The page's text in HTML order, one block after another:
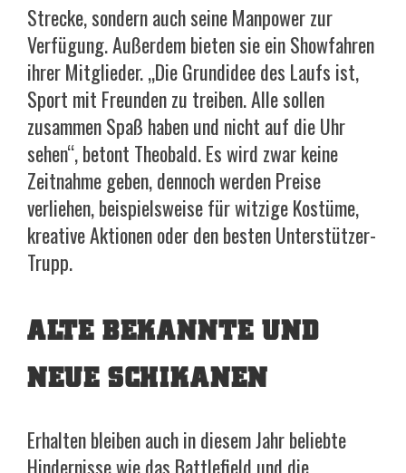
Strecke, sondern auch seine Manpower zur
Verfügung. Außerdem bieten sie ein Showfahren
ihrer Mitglieder. „Die Grundidee des Laufs ist,
Sport mit Freunden zu treiben. Alle sollen
zusammen Spaß haben und nicht auf die Uhr
sehen“, betont Theobald. Es wird zwar keine
Zeitnahme geben, dennoch werden Preise
verliehen, beispielsweise für witzige Kostüme,
kreative Aktionen oder den besten Unterstützer-
Trupp.
ALTE BEKANNTE UND
NEUE SCHIKANEN
Erhalten bleiben auch in diesem Jahr beliebte
Hindernisse wie das Battlefield und die